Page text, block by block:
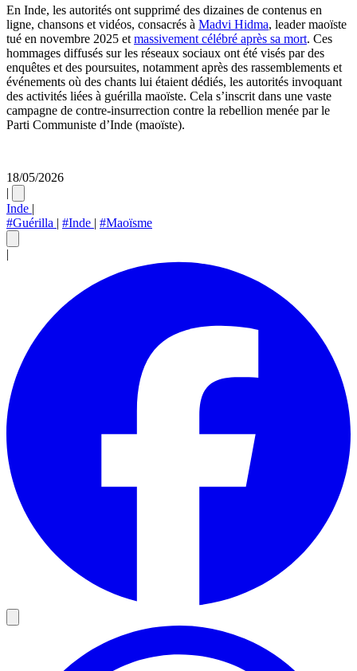
En Inde, les autorités ont supprimé des dizaines de contenus en
ligne, chansons et vidéos, consacrés à Madvi Hidma, leader maoïste
tué en novembre 2025 et massivement célébré après sa mort. Ces
hommages diffusés sur les réseaux sociaux ont été visés par des
enquêtes et des poursuites, notamment après des rassemblements et
événements où des chants lui étaient dédiés, les autorités invoquant
des activités liées à guérilla maoïste. Cela s’inscrit dans une vaste
campagne de contre-insurrection contre la rebellion menée par le
Parti Communiste d’Inde (maoïste).
18/05/2026
|
Inde |
#Guérilla | #Inde | #Maoïsme
|